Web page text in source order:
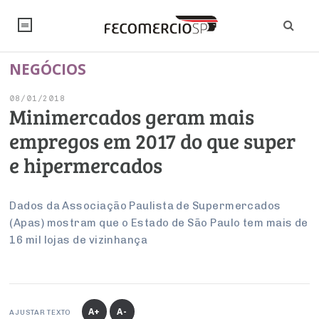
NOTÍCIAS
Editorial
Artigos
Institucional
PROJETOS ESPECIAIS:
UM BRASIL
Economia
Pesquisas
Brasil
Internacional
Inteligência Artificial
Legislação
Trabalho
Empresas
Negócios
Varejo
ESG
Últimas Notícias
SINDICATOS
PESQUISAS
FALE CONOSCO
INSTITUCIONAL
Sobre
Negociações Coletivas
Conselho de Turismo
Conselho de Emprego e Relações do Trabalho
EMPRESAS
NEGÓCIOS
08/01/2018
Minimercados geram mais
empregos em 2017 do que super
e hipermercados
Dados da Associação Paulista de Supermercados
(Apas) mostram que o Estado de São Paulo tem mais de
16 mil lojas de vizinhança
AJUSTAR TEXTO A+ A-